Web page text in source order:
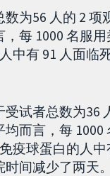
为56 人的 2
每 1000 名服
中有 91 人面临
试者总数为36
而言，每
疫球蛋白的人
间减少了两天。